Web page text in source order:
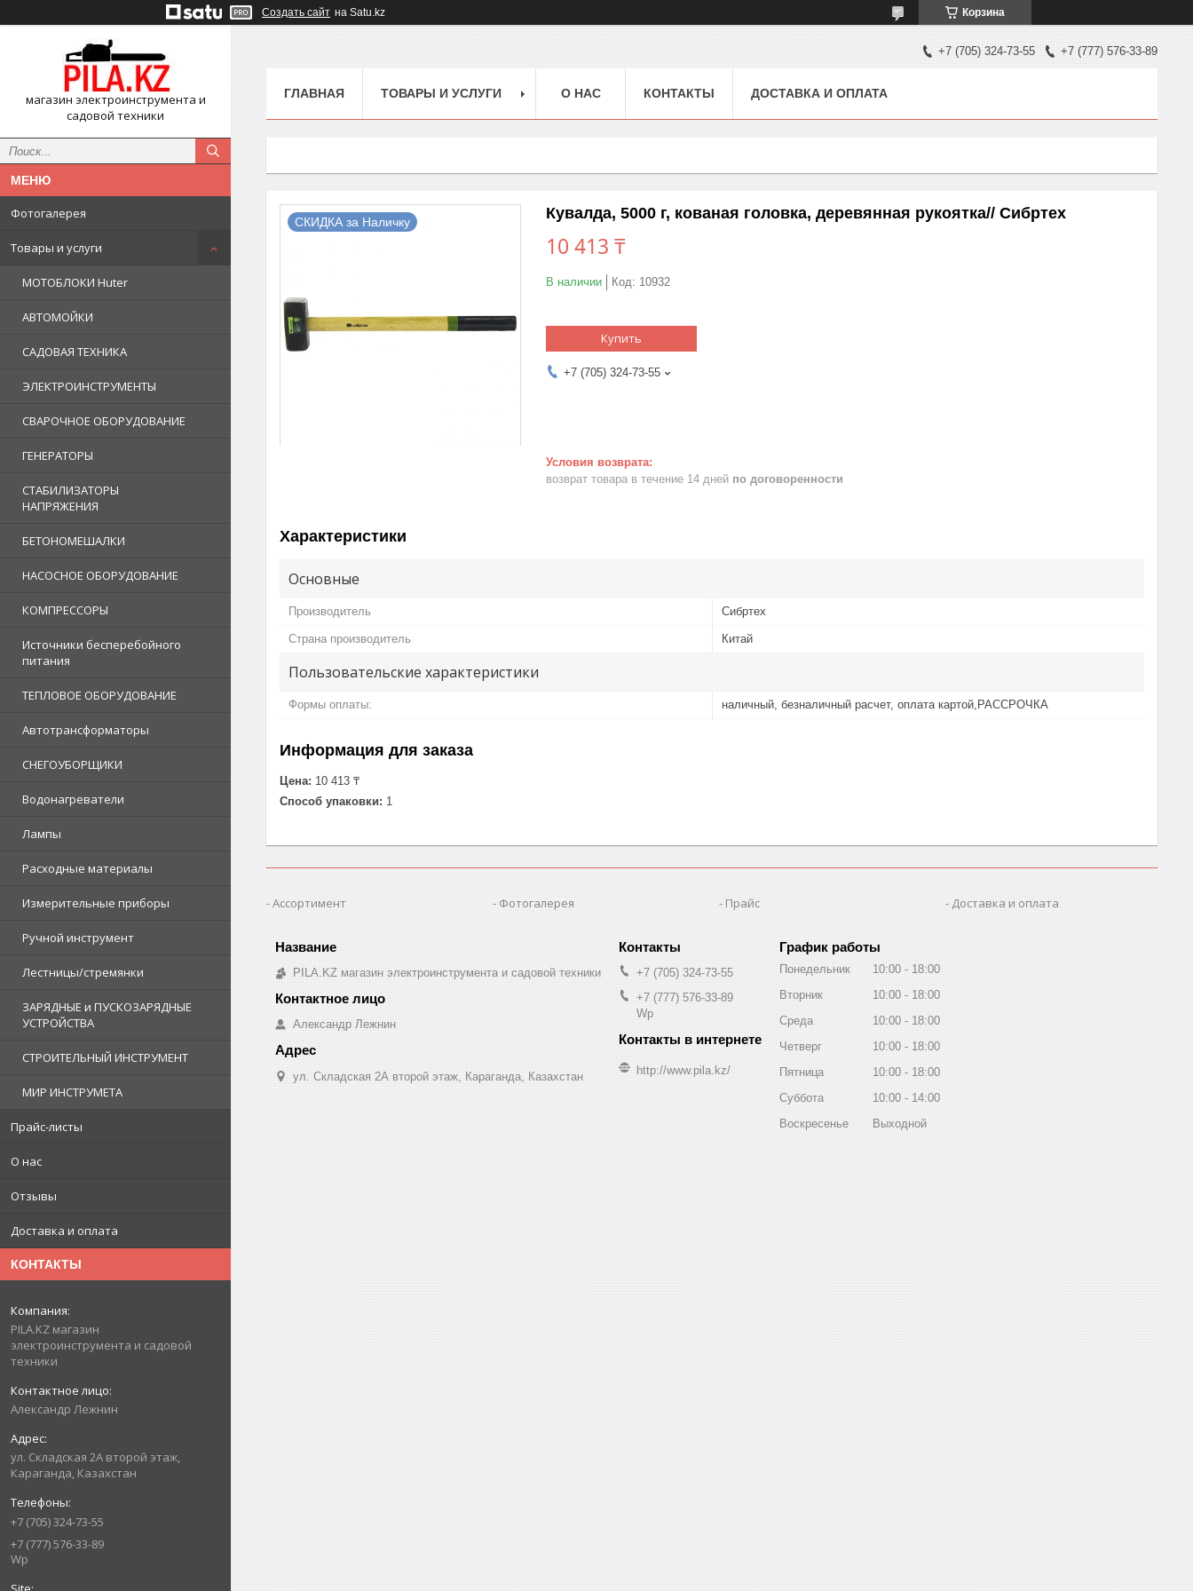
Создать сайт на Satu.kz Корзина
магазин электроинструмента и
садовой техники
Фотогалерея
Товары и услуги
МОТОБЛОКИ Huter
АВТОМОЙКИ
САДОВАЯ ТЕХНИКА
ЭЛЕКТРОИНСТРУМЕНТЫ
СВАРОЧНОЕ ОБОРУДОВАНИЕ
ГЕНЕРАТОРЫ
СТАБИЛИЗАТОРЫ
НАПРЯЖЕНИЯ
БЕТОНОМЕШАЛКИ
НАСОСНОЕ ОБОРУДОВАНИЕ
КОМПРЕССОРЫ
Источники бесперебойного
питания
ТЕПЛОВОЕ ОБОРУДОВАНИЕ
Автотрансформаторы
СНЕГОУБОРЩИКИ
Водонагреватели
Лампы
Расходные материалы
Измерительные приборы
Ручной инструмент
Лестницы/стремянки
ЗАРЯДНЫЕ и ПУСКОЗАРЯДНЫЕ
УСТРОЙСТВА
СТРОИТЕЛЬНЫЙ ИНСТРУМЕНТ
МИР ИНСТРУМЕТА
Прайс-листы
О нас
Отзывы
Доставка и оплата
КОНТАКТЫ
PILA.KZ магазин
электроинструмента и садовой
техники
Александр Лежнин
ул. Складская 2А второй этаж,
Караганда, Казахстан
+7 (705) 324-73-55
+7 (777) 576-33-89
Wp
+7 (705) 324-73-55 +7 (777) 576-33-89
ГЛАВНАЯ ТОВАРЫ И УСЛУГИ О НАС КОНТАКТЫ ДОСТАВКА И ОПЛАТА
СКИДКА за Наличку Кувалда, 5000 г, кованая головка, деревянная рукоятка// Сибртех
10 413 ₸
В наличии Код: 10932
Купить
+7 (705) 324-73-55
возврат товара в течение 14 дней по договоренности
Характеристики
Основные
Производитель Сибртех
Страна производитель Китай
Пользовательские характеристики
Формы оплаты: наличный, безналичный расчет, оплата картой,РАССРОЧКА
Информация для заказа
Цена: 10 413 ₸
Способ упаковки: 1
Ассортимент Фотогалерея Прайс Доставка и оплата
PILA.KZ магазин электроинструмента и садовой техники
Александр Лежнин
ул. Складская 2А второй этаж, Караганда, Казахстан
+7 (705) 324-73-55
+7 (777) 576-33-89
Wp
http://www.pila.kz/
График работы
Понедельник 10:00
18:00
Вторник
10:00
18:00
Среда
10:00
18:00
Четверг
10:00
18:00
Пятница
10:00
18:00
Суббота
10:00
14:00
Воскресенье
Выходной